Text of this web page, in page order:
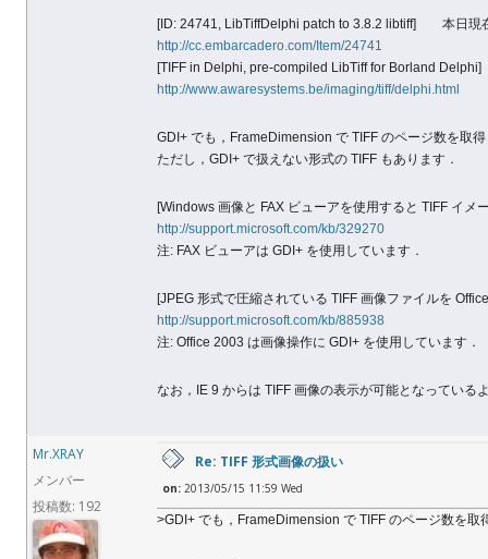
[ID: 24741, LibTiffDelphi patch to 3.8.2 libtiff] 本日現
http://cc.embarcadero.com/Item/24741
[TIFF in Delphi, pre-compiled LibTiff for Borland Delphi]
http://www.awaresystems.be/imaging/tiff/delphi.html
GDI+ でも，FrameDimension で TIFF のページ数を取
ただし，GDI+ で扱えない形式の TIFF もあります．
[Windows 画像と FAX ビューアを使用すると TIFF イメ
http://support.microsoft.com/kb/329270
注: FAX ビューアは GDI+ を使用しています．
[JPEG 形式で圧縮されている TIFF 画像ファイルを
http://support.microsoft.com/kb/885938
注: Office 2003 は画像操作に GDI+ を使用しています．
なお，IE 9 からは TIFF 画像の表示が可能となっている
Mr.XRAY
メンバー
投稿数: 192
Re: TIFF 形式画像の扱い
on: 2013/05/15 11:59 Wed
>GDI+ でも，FrameDimension で TIFF のページ数を取